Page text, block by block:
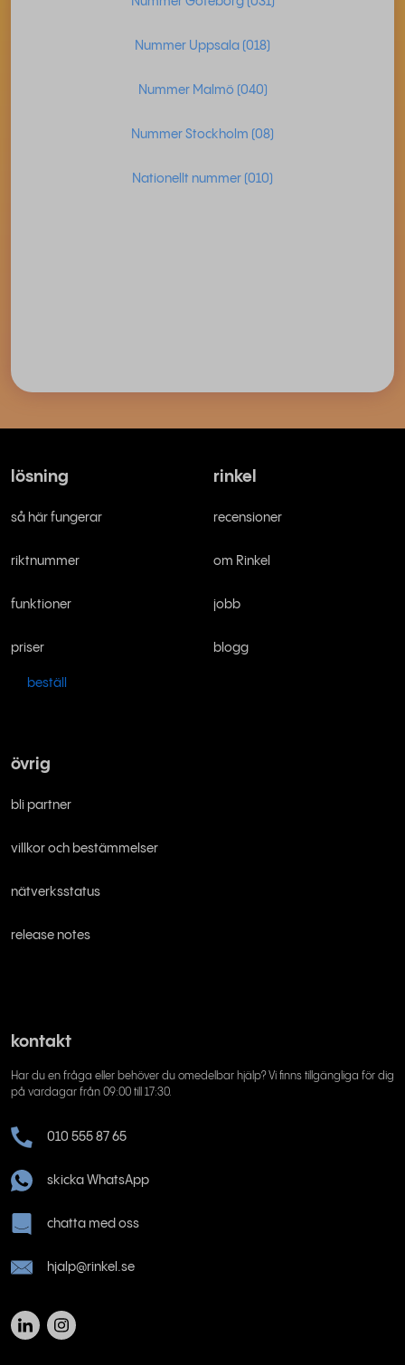
Nummer Uppsala (018)
Nummer Malmö (040)
Nummer Stockholm (08)
Nationellt nummer (010)
lösning
så här fungerar
riktnummer
funktioner
priser
beställ
rinkel
recensioner
om Rinkel
jobb
blogg
övrig
bli partner
villkor och bestämmelser
nätverksstatus
release notes
kontakt
Har du en fråga eller behöver du omedelbar hjälp? Vi finns tillgängliga för dig
på vardagar från 09:00 till 17:30.
010 555 87 65
skicka WhatsApp
chatta med oss
hjalp@rinkel.se